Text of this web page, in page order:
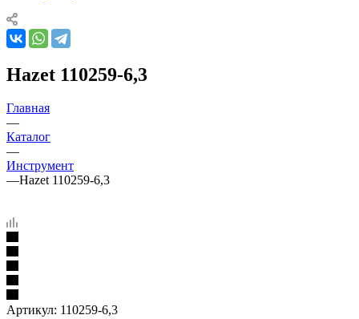
Hazet 110259-6,3
Главная
—
Каталог
—
Инструмент
—Hazet 110259-6,3
Артикул: 110259-6,3